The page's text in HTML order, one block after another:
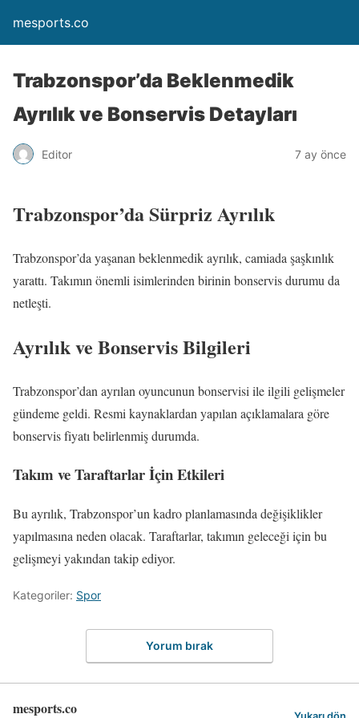
mesports.co
Trabzonspor’da Beklenmedik
Ayrılık ve Bonservis Detayları
Editor 7 ay önce
Trabzonspor’da Sürpriz Ayrılık
Trabzonspor’da yaşanan beklenmedik ayrılık, camiada şaşkınlık
yarattı. Takımın önemli isimlerinden birinin bonservis durumu da
netleşti.
Ayrılık ve Bonservis Bilgileri
Trabzonspor’dan ayrılan oyuncunun bonservisi ile ilgili gelişmeler
gündeme geldi. Resmi kaynaklardan yapılan açıklamalara göre
bonservis fiyatı belirlenmiş durumda.
Takım ve Taraftarlar İçin Etkileri
Bu ayrılık, Trabzonspor’un kadro planlamasında değişiklikler
yapılmasına neden olacak. Taraftarlar, takımın geleceği için bu
gelişmeyi yakından takip ediyor.
Kategoriler: Spor
Yorum bırak
mesports.co